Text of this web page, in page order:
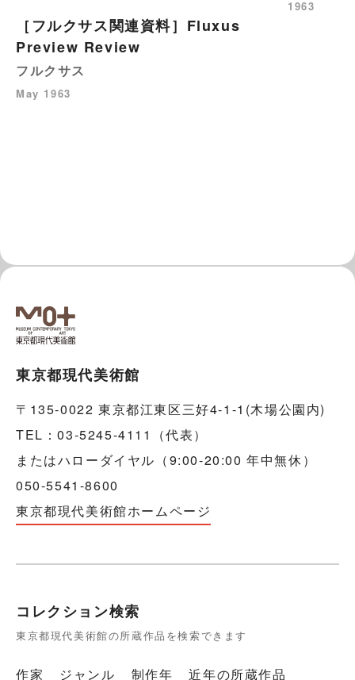
［フルクサス関連資料］Fluxus
Preview Review
フルクサス
May 1963
1963
東京都現代美術館
〒135-0022 東京都江東区三好4-1-1(木場公園内)
TEL：03-5245-4111（代表）
またはハローダイヤル（9:00-20:00 年中無休）
050-5541-8600
東京都現代美術館ホームページ
コレクション検索
東京都現代美術館の所蔵作品を検索できます
作家 ジャンル 制作年 近年の所蔵作品